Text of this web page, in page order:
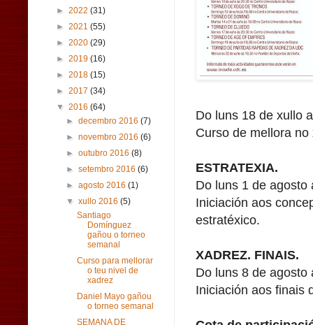
Do luns 18 de xullo
Curso de mellora no
ESTRATEXIA.
Do luns 1 de agosto
Iniciación aos
estratéxico.
XADREZ. FINAIS.
Do luns 8 de agosto
Iniciación aos finais
► 2022 (31)
► 2021 (55)
► 2020 (29)
► 2019 (16)
► 2018 (15)
► 2017 (34)
▼ 2016 (64)
►decembro 2016(7)
►novembro 2016(6)
►outubro 2016(8)
►setembro 2016(6)
►agosto 2016(1)
▼xullo 2016(5)
Santiago
Domínguez
gañou o torneo
semanal
Curso para mellorar
o teu nivel de
xadrez
Daniel Mayo gañou
o torneo semanal
SEMANA DE